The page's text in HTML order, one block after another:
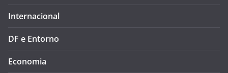
Internacional
DF e Entorno
Economia